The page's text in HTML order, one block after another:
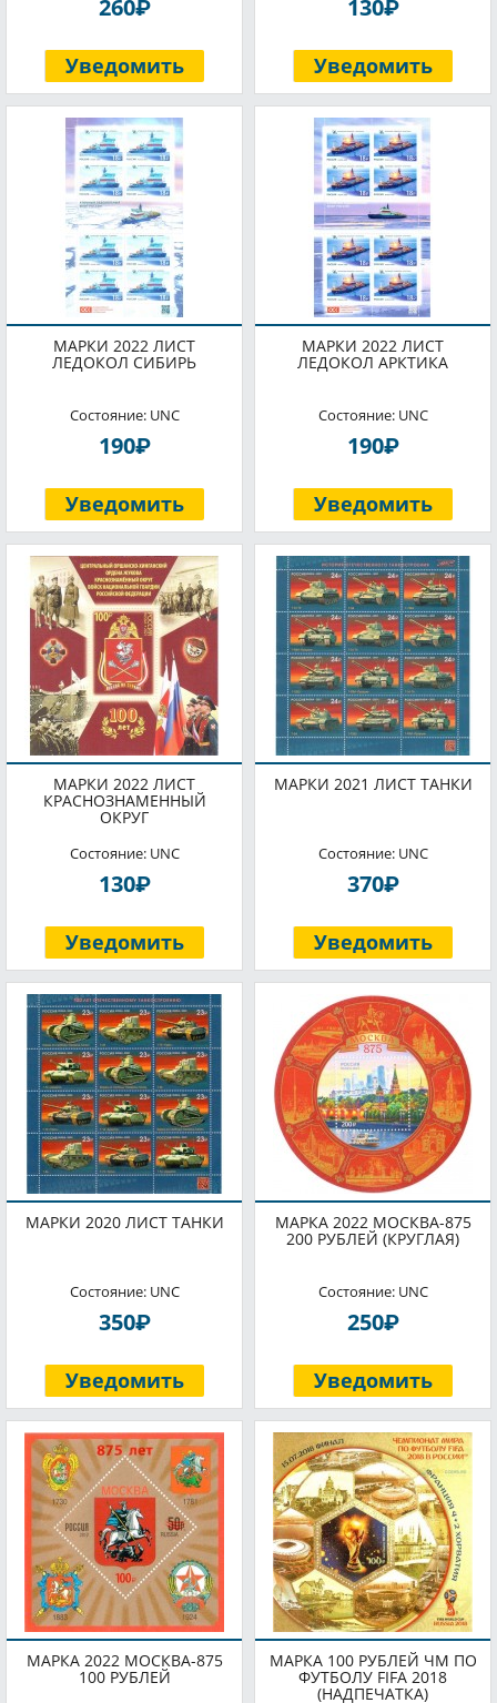
260P
Уведомить
130P
Уведомить
МАРКИ 2022 ЛИСТ
ЛЕДОКОЛ СИБИРЬ
Состояние: UNC
190P
Уведомить
МАРКИ 2022 ЛИСТ
ЛЕДОКОЛ АРКТИКА
Состояние: UNC
190P
Уведомить
МАРКИ 2022 ЛИСТ
КРАСНОЗНАМЕННЫЙ
ОКРУГ
Состояние: UNC
130P
Уведомить
МАРКИ 2021 ЛИСТ ТАНКИ
Состояние: UNC
370P
Уведомить
МАРКИ 2020 ЛИСТ ТАНКИ
Состояние: UNC
350P
Уведомить
МАРКА 2022 МОСКВА-875
200 РУБЛЕЙ (КРУГЛАЯ)
Состояние: UNC
250P
Уведомить
МАРКА 2022 МОСКВА-875
100 РУБЛЕЙ
МАРКА 100 РУБЛЕЙ ЧМ ПО
ФУТБОЛУ FIFA 2018
(НАДПЕЧАТКА)